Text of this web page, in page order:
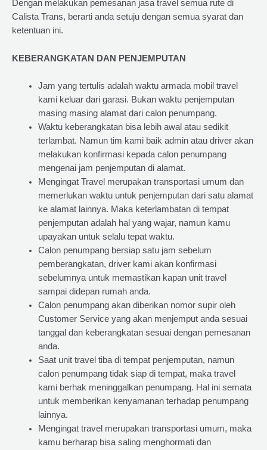
Dengan melakukan pemesanan jasa travel semua rute di
Calista Trans, berarti anda setuju dengan semua syarat dan
ketentuan ini.
KEBERANGKATAN DAN PENJEMPUTAN
Jam yang tertulis adalah waktu armada mobil travel
kami keluar dari garasi. Bukan waktu penjemputan
masing masing alamat dari calon penumpang.
Waktu keberangkatan bisa lebih awal atau sedikit
terlambat. Namun tim kami baik admin atau driver akan
melakukan konfirmasi kepada calon penumpang
mengenai jam penjemputan di alamat.
Mengingat Travel merupakan transportasi umum dan
memerlukan waktu untuk penjemputan dari satu alamat
ke alamat lainnya. Maka keterlambatan di tempat
penjemputan adalah hal yang wajar, namun kamu
upayakan untuk selalu tepat waktu.
Calon penumpang bersiap satu jam sebelum
pemberangkatan, driver kami akan konfirmasi
sebelumnya untuk memastikan kapan unit travel
sampai didepan rumah anda.
Calon penumpang akan diberikan nomor supir oleh
Customer Service yang akan menjemput anda sesuai
tanggal dan keberangkatan sesuai dengan pemesanan
anda.
Saat unit travel tiba di tempat penjemputan, namun
calon penumpang tidak siap di tempat, maka travel
kami berhak meninggalkan penumpang. Hal ini semata
untuk memberikan kenyamanan terhadap penumpang
lainnya.
Mengingat travel merupakan transportasi umum, maka
kamu berharap bisa saling menghormati dan